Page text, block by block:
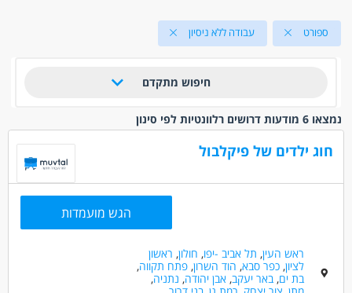
ספורט עבודה ללא ניסיון
חיפוש מתקדם
נמצאו 6 מודעות דרושים רלוונטיות לפי סינון
חוג ילדים של פיקלבול
הגש מועמדות
ראש העין, תל אביב -יפו, חולון, ראשון
לציון,כפר סבא, הוד השרון,פתח תקווה,
בת ים,באר יעקב,אבן יהודה, נתניה,